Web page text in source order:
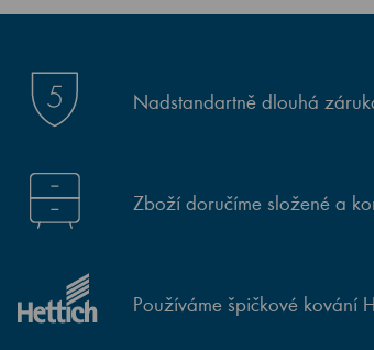
Nadstandartně dlouhá
Zboží doručíme složené a
Používáme špičkové kování